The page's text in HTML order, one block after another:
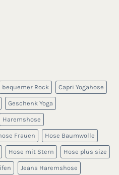
bequemer Rock Capri Yogahose
Geschenk Yoga
Haremshose
Frauen Hose Baumwolle
Hose mit Stern Hose plus size
Jeans Haremshose